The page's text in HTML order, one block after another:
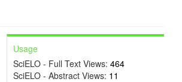
Usage
SciELO - Full Text Views: 464
SciELO - Abstract Views: 11